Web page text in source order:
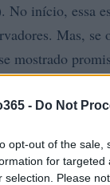
- Do Not
opt-out of the
for
selection. Please
início, essa
Mas, se
mostrado
adaptação
como um